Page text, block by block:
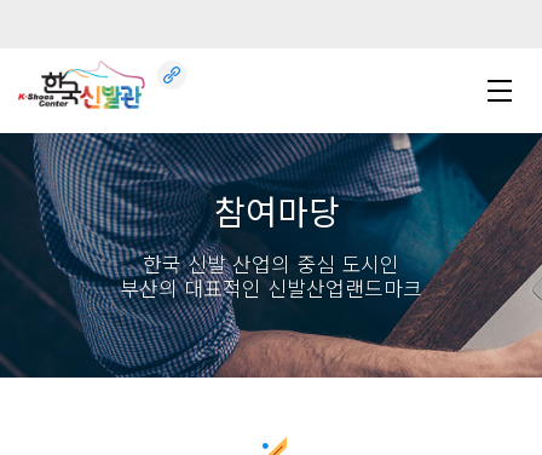
참여마당
한국 신발 산업의 중심 도시인
부산의 대표적인 신발산업랜드마크